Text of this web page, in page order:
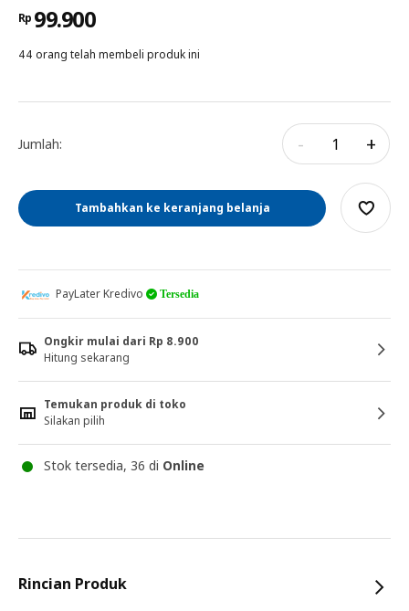
Rp 99.900
44 orang telah membeli produk ini
Jumlah: - +
Tambahkan ke keranjang belanja
PayLater Kredivo Tersedia
Ongkir mulai dari Rp 8.900
Hitung sekarang
Temukan produk di toko
Silakan pilih
Stok tersedia, 36 di Online
Rincian Produk